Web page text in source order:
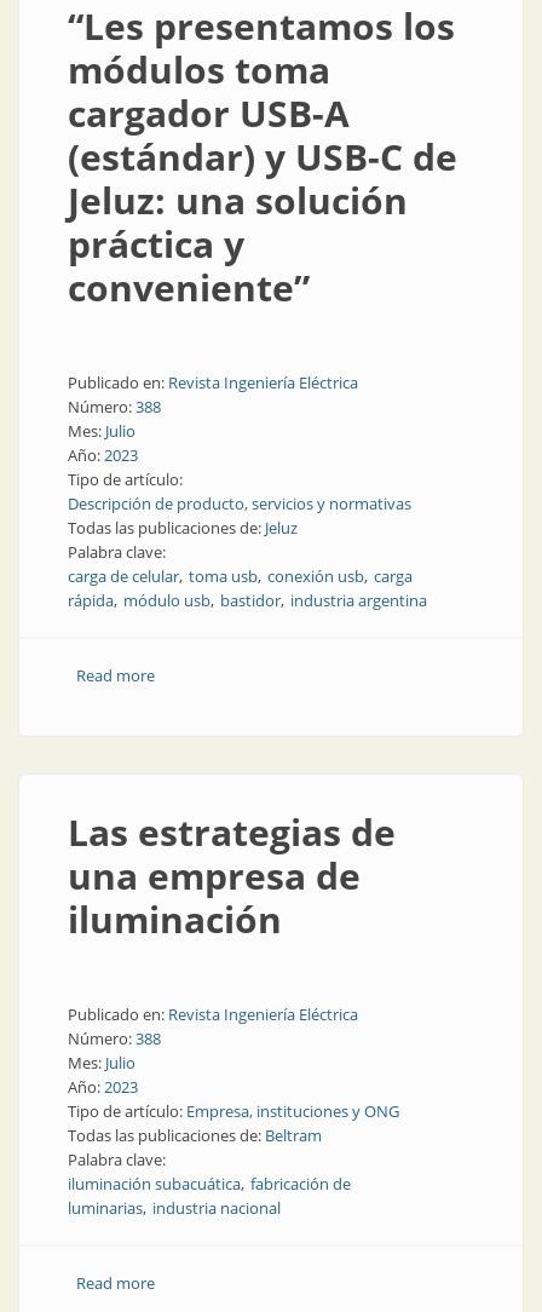
“Les presentamos los
módulos toma
cargador USB-A
(estándar) y USB-C de
Jeluz: una solución
práctica y
conveniente”
Publicado en: Revista Ingeniería Eléctrica
Número:388
Mes: Julio
Año:2023
Tipo de artículo:
Descripción de producto, servicios y normativas
Todas las publicaciones de: Jeluz
Palabra clave:
carga de celular toma usb conexión usb carga
rápida módulo usb bastidor industria argentina
Read moreabout “Les presentamos los módulos toma cargador
Las estrategias de
una empresa de
iluminación
Publicado en: Revista Ingeniería Eléctrica
Número:388
Mes: Julio
Año:2023
Tipo de artículo: Empresa, instituciones y ONG
Todas las publicaciones de: Beltram
Palabra clave:
iluminación subacuática fabricación de
luminarias industria nacional
Read moreabout Las estrategias de una empresa de iluminación